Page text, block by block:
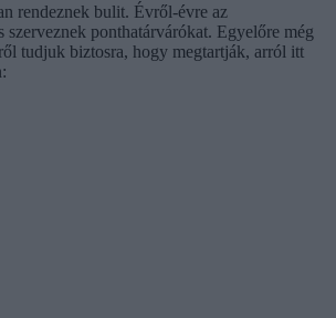
rendeznek bulit. Évről-évre az
szerveznek ponthatárvárókat. Egyelőre még
tudjuk biztosra, hogy megtartják, arról itt